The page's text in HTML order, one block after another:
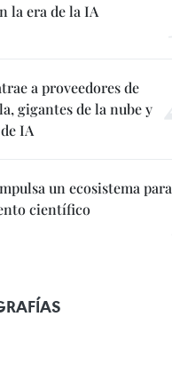
la era de la IA
a proveedores de
gigantes de la nube y
IA
un ecosistema para
científico